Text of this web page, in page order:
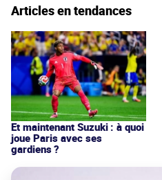
Articles en tendances
Et maintenant Suzuki : à quoi
joue Paris avec ses
gardiens ?